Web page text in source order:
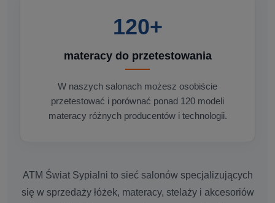
120+
materacy do przetestowania
W naszych salonach możesz osobiście
przetestować i porównać ponad 120 modeli
materacy różnych producentów i technologii.
ATM Świat Sypialni to sieć salonów specjalizujących
się w sprzedaży łóżek, materacy, stelaży i akcesoriów